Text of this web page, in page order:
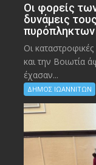
Οι φορείς
δυνάμεις
πυρόπληκτων
Οι
και την
έχασαν...
ΔΗΜΟΣ ΙΩΑΝΝΙΤΩΝ